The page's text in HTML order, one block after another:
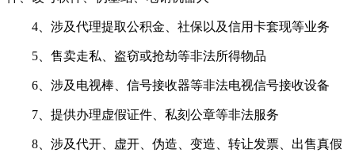
4、涉及代理提取公积金、社保以及信用卡套现等业务
5、售卖走私、盗窃或抢劫等非法所得物品
6、涉及电视棒、信号接收器等非法电视信号接收设备
7、提供办理虚假证件、私刻公章等非法服务
8、涉及代开、虚开、伪造、变造、转让发票、出售真假